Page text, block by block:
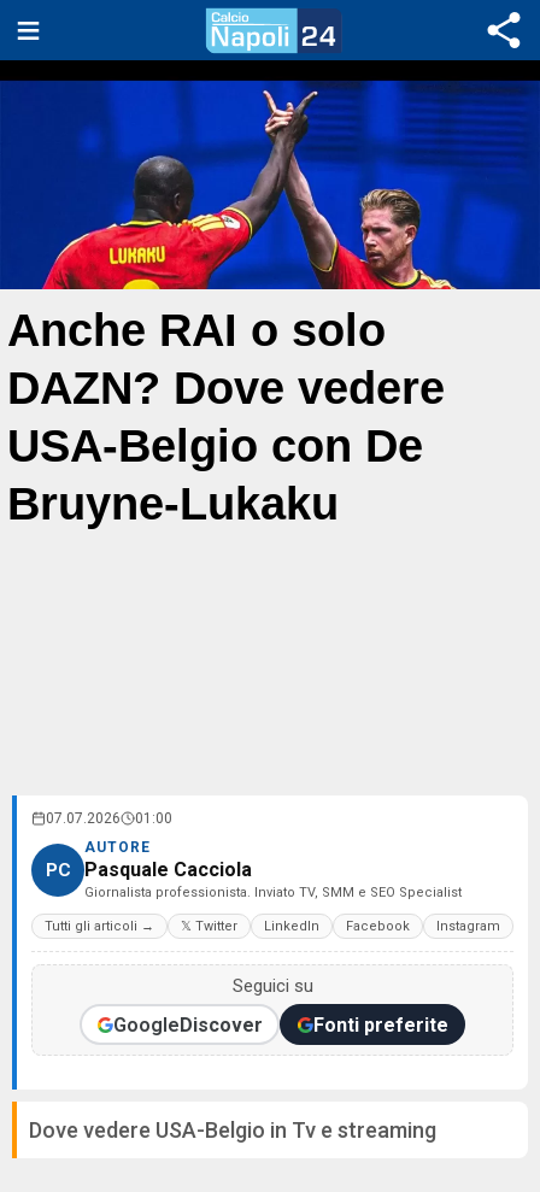
Anche RAI o solo
DAZN? Dove vedere
USA-Belgio con De
Bruyne-Lukaku
07.07.2026 01:00
PC
AUTORE
Pasquale Cacciola
Giornalista professionista. Inviato TV, SMM e SEO Specialist
Tutti gli articoli → 𝕏 Twitter LinkedIn Facebook Instagram
Seguici su
GoogleDiscover Fonti preferite
Dove vedere USA-Belgio in Tv e streaming